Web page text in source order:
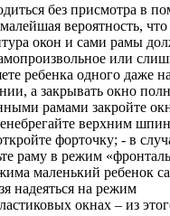
без присмотра в
вероятность,
окон и сами рамы
или
ребенка одного даже
а закрывать окно
рамами закройте
верхним
форточку; - в
раму в режим
маленький ребенок
надеяться на режим
окнах – из